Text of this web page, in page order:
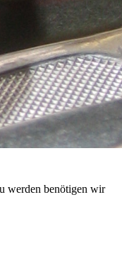
werden benötigen wir